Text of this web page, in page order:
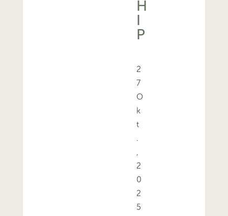
H
I
P
2
7
O
k
t
.
2
0
2
5